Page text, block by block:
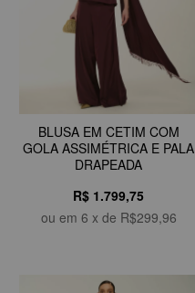
BLUSA EM CETIM COM
GOLA ASSIMÉTRICA E PALA
DRAPEADA
R$ 1.799,75
ou em 6 x de R$299,96